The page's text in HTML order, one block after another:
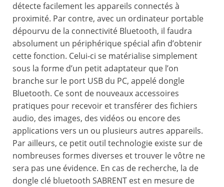
détecte facilement les appareils connectés à
proximité. Par contre, avec un ordinateur portable
dépourvu de la connectivité Bluetooth, il faudra
absolument un périphérique spécial afin d’obtenir
cette fonction. Celui-ci se matérialise simplement
sous la forme d’un petit adaptateur que l’on
branche sur le port USB du PC, appelé dongle
Bluetooth. Ce sont de nouveaux accessoires
pratiques pour recevoir et transférer des fichiers
audio, des images, des vidéos ou encore des
applications vers un ou plusieurs autres appareils.
Par ailleurs, ce petit outil technologie existe sur de
nombreuses formes diverses et trouver le vôtre ne
sera pas une évidence. En cas de recherche, la de
dongle clé bluetooth SABRENT est en mesure de